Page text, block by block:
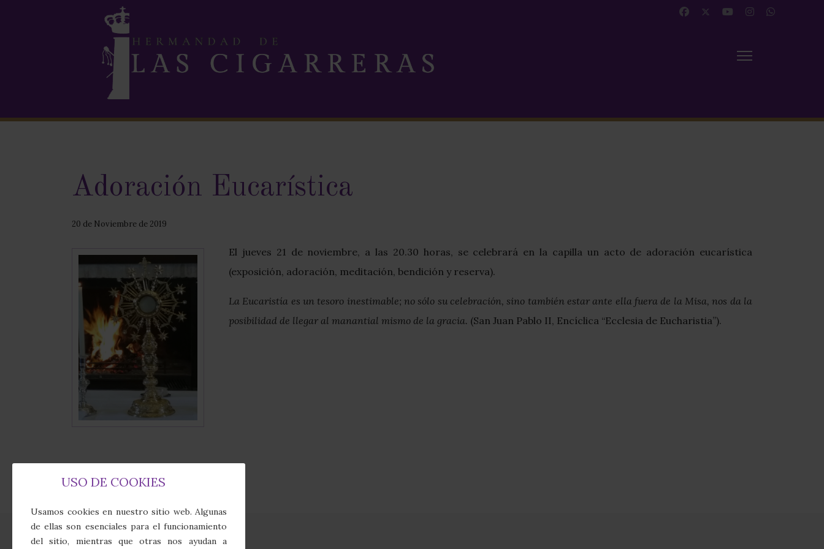
Adoración Eucarística
20 de Noviembre de 2019
El jueves 21 de noviembre, a las 20.30 horas, se celebrará en la capilla un acto de adoración eucarística
(exposición, adoración, meditación, bendición y reserva).
La Eucaristía es un tesoro inestimable; no sólo su celebración, sino también estar ante ella fuera de la Misa, nos da la
posibilidad de llegar al manantial mismo de la gracia. (San Juan Pablo II, Encíclica “Ecclesia de Eucharistia”).
USO DE COOKIES
Usamos cookies en nuestro sitio web. Algunas
de ellas son esenciales para el funcionamiento
del sitio, mientras que otras nos ayudan a